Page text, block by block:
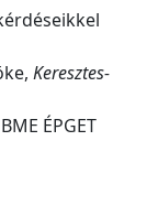
Keresztes-
BME ÉPGET